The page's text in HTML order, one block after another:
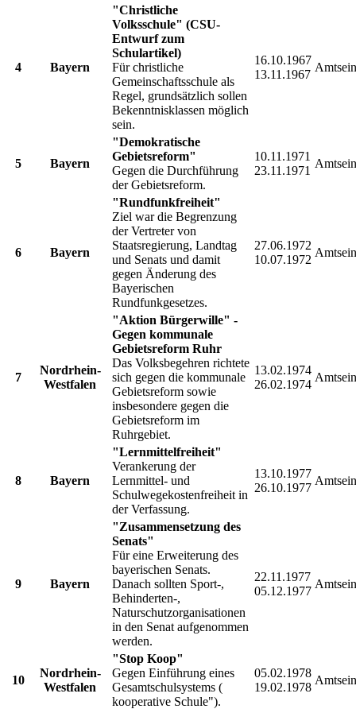
4 Bayern
"Christliche
Volksschule" (CSU-
Entwurf zum
Schulartikel)
Für christliche
Gemeinschaftsschule als
Regel, grundsätzlich sollen
Bekenntnisklassen möglich
sein.
16.10.1967
13.11.1967
5 Bayern
"Demokratische
Gebietsreform"
Gegen die Durchführung
der Gebietsreform.
10.11.1971
23.11.1971
6 Bayern
"Rundfunkfreiheit"
Ziel war die Begrenzung
der Vertreter von
Staatsregierung, Landtag
und Senats und damit
gegen Änderung des
Bayerischen
Rundfunkgesetzes.
27.06.1972
10.07.1972
7
Nordrhein-
Westfalen
"Aktion Bürgerwille" -
Gegen kommunale
Gebietsreform Ruhr
Das Volksbegehren richtete
sich gegen die kommunale
Gebietsreform sowie
insbesondere gegen die
Gebietsreform im
Ruhrgebiet.
13.02.1974
26.02.1974
8 Bayern
"Lernmittelfreiheit"
Verankerung der
Lernmittel- und
Schulwegekostenfreiheit in
der Verfassung.
13.10.1977
26.10.1977
9 Bayern
"Zusammensetzung des
Senats"
Für eine Erweiterung des
bayerischen Senats.
Danach sollten Sport-,
Behinderten-,
Naturschutzorganisationen
in den Senat aufgenommen
werden.
22.11.1977
05.12.1977
10
Nordrhein-
Westfalen
"Stop Koop"
Gegen Einführung eines
Gesamtschulsystems (
kooperative Schule").
05.02.1978
19.02.1978